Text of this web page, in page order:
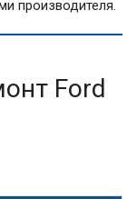
производителя.
Ford